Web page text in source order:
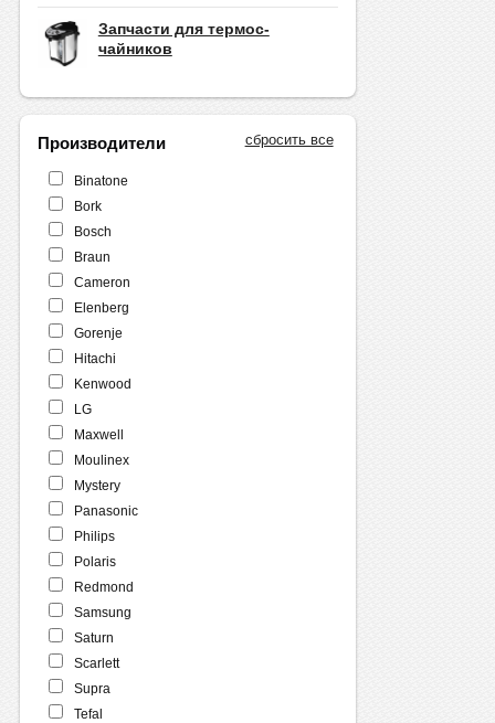
Запчасти для термос-
чайников
сбросить все
Производители
Binatone
Bork
Bosch
Braun
Cameron
Elenberg
Gorenje
Hitachi
Kenwood
LG
Maxwell
Moulinex
Mystery
Panasonic
Philips
Polaris
Redmond
Samsung
Saturn
Scarlett
Supra
Tefal